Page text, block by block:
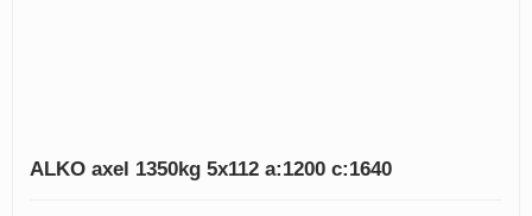
ALKO axel 1350kg 5x112 a:1200 c:1640